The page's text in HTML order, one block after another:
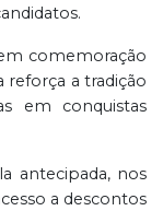
comemoração
reforça a tradição
em conquistas
antecipada, nos
a descontos